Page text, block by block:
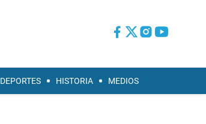
DEPORTES HISTORIA MEDIOS